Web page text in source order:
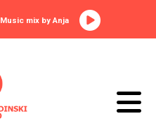
Music mix by Anja